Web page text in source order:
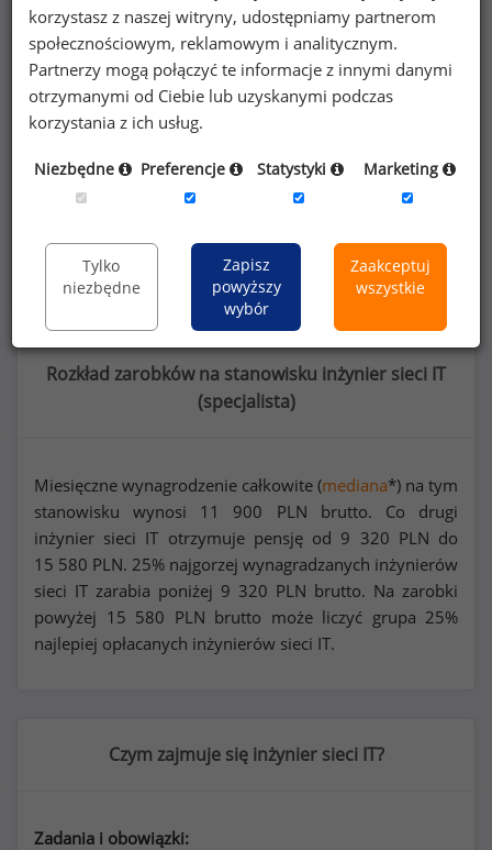
Poszukujesz szczegółowych danych o
wynagrodzeniachinżynierów sieci ITlub na
innych stanowiskach?
Dowiedz się więcej
Wykorzystaj kod
Rozkład zarobków na stanowisku inżynier sieci IT
(specjalista)
Miesięczne wynagrodzenie całkowite (mediana*) na tym
stanowisku wynosi 11 900 PLN brutto. Co drugi
inżynier sieci IT otrzymuje pensję od 9 320 PLN do
15 580 PLN. 25% najgorzej wynagradzanych inżynierów
sieci IT zarabia poniżej 9 320 PLN brutto. Na zarobki
powyżej 15 580 PLN brutto może liczyć grupa 25%
najlepiej opłacanych inżynierów sieci IT.
Czym zajmuje się inżynier sieci IT?
Zadania i obowiązki:
korzystasz z naszej witryny, udostępniamy partnerom
społecznościowym, reklamowym i analitycznym.
Partnerzy mogą połączyć te informacje z innymi danymi
otrzymanymi od Ciebie lub uzyskanymi podczas
korzystania z ich usług.
Niezbędne Preferencje Statystyki Marketing
Tylko
niezbędne
Zapisz
powyższy
wybór
Zaakceptuj
wszystkie